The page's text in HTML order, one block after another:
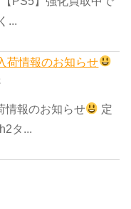
...
荷情報のお知らせ
情報のお知らせ
定
タ...